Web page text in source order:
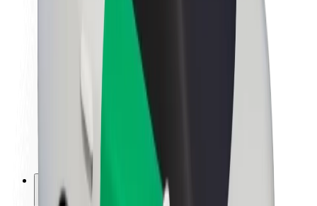
Wytyczne dotyczące marki
Relacje inwestorskie
Zespół zarządzający
Marka
Media
Fundusz Miejski
Bezpieczeństwo